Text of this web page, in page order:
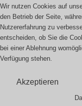
Wir nutzen Cookies auf
den Betrieb der Seite,
Nutzererfahrung zu
entscheiden, ob Sie die
bei einer Ablehnung
Verfügung stehen.
Akzeptieren